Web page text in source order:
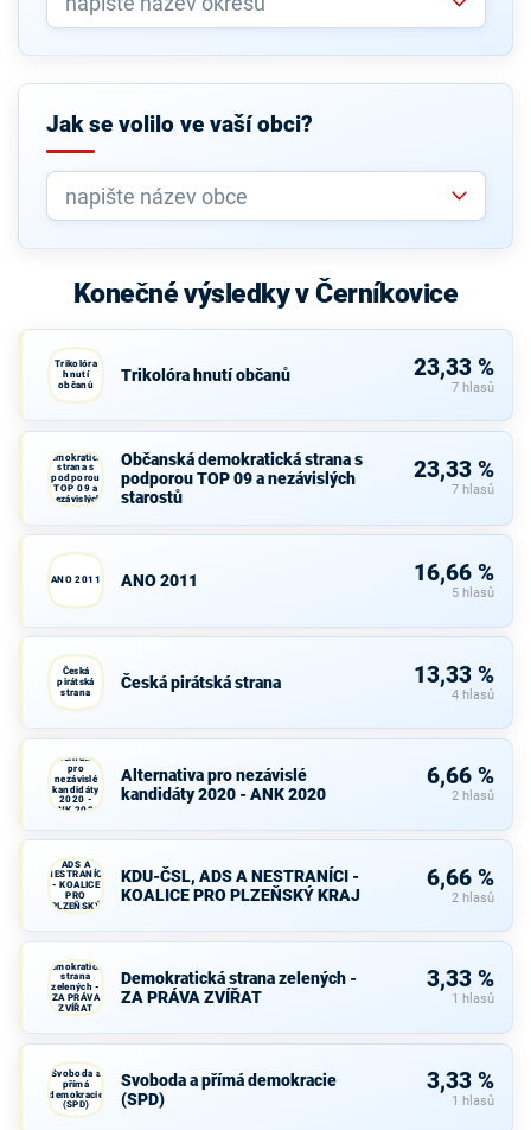
Jak se volilo ve vaší obci?
Konečné výsledky v Černíkovice
Trikolóra
hnutí
občanů
Trikolóra hnutí občanů 23,33 %
7 hlasů
demokratická
strana s
podporou
TOP 09 a
nezávislých
starostů
Občanská demokratická strana s
podporou TOP 09 a nezávislých
starostů
23,33 %
7 hlasů
ANO 2011 ANO 2011 16,66 %
5 hlasů
Česká
pirátská
strana
Česká pirátská strana 13,33 %
4 hlasů
Alternativa
pro
nezávislé
kandidáty
2020 -
ANK 2020
Alternativa pro nezávislé
kandidáty 2020 - ANK 2020
6,66 %
2 hlasů
ADS A
NESTRANÍCI
- KOALICE
PRO
PLZEŇSKÝ
KRAJ
KDU-ČSL, ADS A NESTRANÍCI -
KOALICE PRO PLZEŇSKÝ KRAJ
6,66 %
2 hlasů
Demokratická
strana
zelených -
ZA PRÁVA
ZVÍŘAT
Demokratická strana zelených -
ZA PRÁVA ZVÍŘAT
3,33 %
1 hlasů
Svoboda a
přímá
demokracie
(SPD)
Svoboda a přímá demokracie
(SPD)
3,33 %
1 hlasů